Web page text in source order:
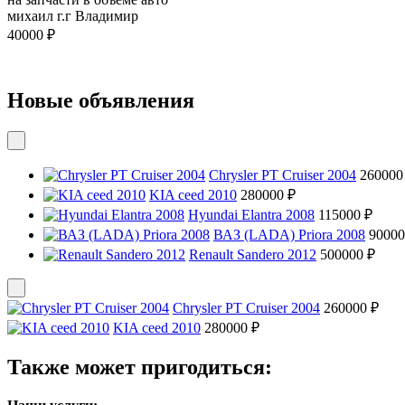
михаил г.г Владимир
40000 ₽
Новые объявления
Chrysler PT Cruiser 2004
KIA ceed 2010 280000 ₽
Hyundai Elantra 2008 115000 ₽
ВАЗ (LADA) Priora 2008
Renault Sandero 2012 500000 ₽
Chrysler PT Cruiser 2004 260000 ₽
KIA ceed 2010 280000 ₽
Также может пригодиться: